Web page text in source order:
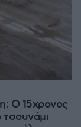
Ο 15χρονος